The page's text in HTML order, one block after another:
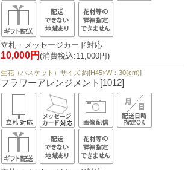
立札・メッセージカード対応
10,000円 (消費税込:11,000円)
生花（バスケット）サイズ 約[H45×W：30(cm)]
フラワーアレンジメント[1012]